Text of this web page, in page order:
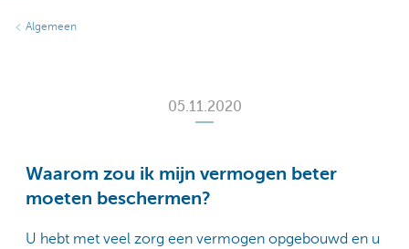
Algemeen
05.11.2020
Waarom zou ik mijn vermogen beter
moeten beschermen?
U hebt met veel zorg een vermogen opgebouwd en u